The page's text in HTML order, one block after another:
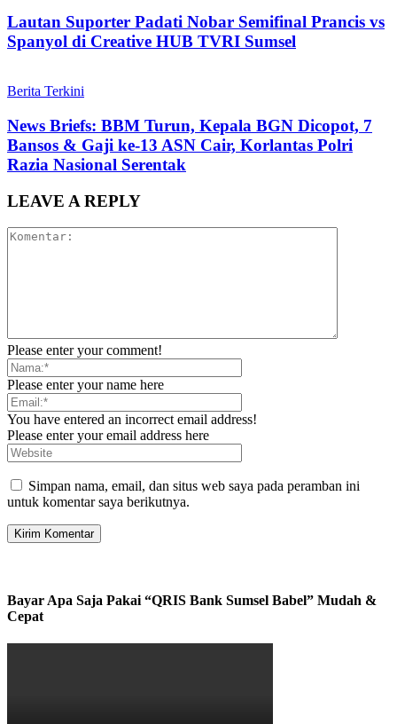
Lautan Suporter Padati Nobar Semifinal Prancis vs
Spanyol di Creative HUB TVRI Sumsel
Berita Terkini
News Briefs: BBM Turun, Kepala BGN Dicopot, 7
Bansos & Gaji ke-13 ASN Cair, Korlantas Polri
Razia Nasional Serentak
LEAVE A REPLY
Please enter your comment!
Please enter your name here
You have entered an incorrect email address!
Please enter your email address here
Simpan nama, email, dan situs web saya pada peramban ini
untuk komentar saya berikutnya.
Bayar Apa Saja Pakai “QRIS Bank Sumsel Babel” Mudah &
Cepat